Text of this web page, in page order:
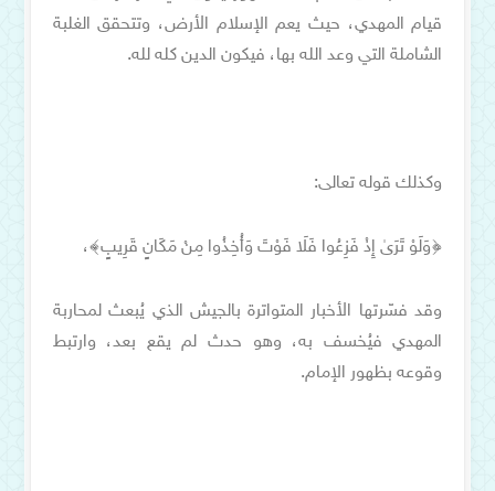
قيام المهدي، حيث يعم الإسلام الأرض، وتتحقق الغلبة
الشاملة التي وعد الله بها، فيكون الدين كله لله.
وكذلك قوله تعالى:
﴿وَلَوْ تَرَىٰ إِذْ فَزِعُوا فَلَا فَوْتَ وَأُخِذُوا مِنْ مَكَانٍ قَرِيبٍ﴾،
وقد فسّرتها الأخبار المتواترة بالجيش الذي يُبعث لمحاربة
المهدي فيُخسف به، وهو حدث لم يقع بعد، وارتبط
وقوعه بظهور الإمام.